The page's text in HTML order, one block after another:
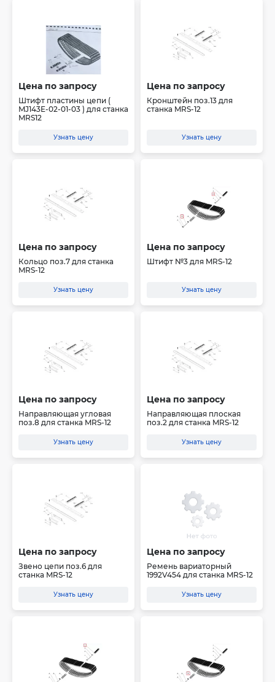
Цена по запросу
Штифт пластины цепи (
MJ143E-02-01-03 ) для станка
MRS12
Узнать цену
Цена по запросу
Кронштейн поз.13 для
станка MRS-12
Узнать цену
Цена по запросу
Кольцо поз.7 для станка
MRS-12
Узнать цену
Цена по запросу
Штифт №3 для MRS-12
Узнать цену
Цена по запросу
Направляющая угловая
поз.8 для станка MRS-12
Узнать цену
Цена по запросу
Направляющая плоская
поз.2 для станка MRS-12
Узнать цену
Цена по запросу
Звено цепи поз.6 для
станка MRS-12
Узнать цену
Цена по запросу
Ремень вариаторный
1992V454 для станка MRS-12
Узнать цену